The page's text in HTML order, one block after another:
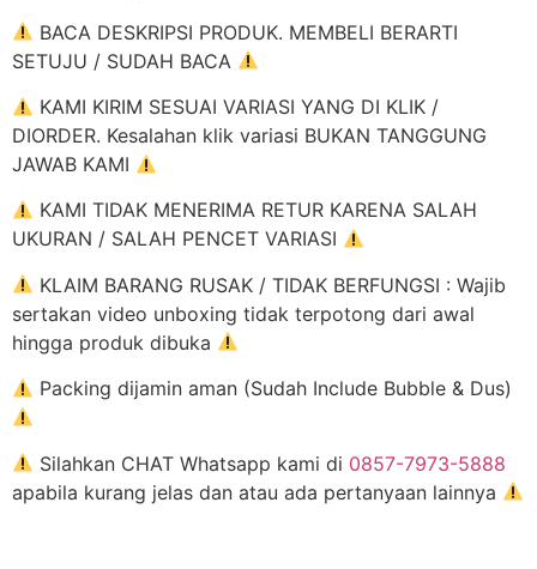
BACA DESKRIPSI PRODUK. MEMBELI BERARTI
SETUJU / SUDAH BACA
KAMI KIRIM SESUAI VARIASI YANG DI KLIK /
DIORDER. Kesalahan klik variasi BUKAN TANGGUNG
JAWAB KAMI
KAMI TIDAK MENERIMA RETUR KARENA SALAH
UKURAN / SALAH PENCET VARIASI
KLAIM BARANG RUSAK / TIDAK BERFUNGSI : Wajib
sertakan video unboxing tidak terpotong dari awal
hingga produk dibuka
Packing dijamin aman (Sudah Include Bubble & Dus)
Silahkan CHAT Whatsapp kami di 0857-7973-5888
apabila kurang jelas dan atau ada pertanyaan lainnya